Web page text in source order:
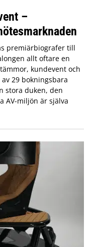
–
premiärbiografer till
allt oftare en
kundevent och
29 bokningsbara
stora duken, den
AV-miljön är själva